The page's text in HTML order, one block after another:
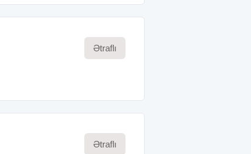
Ətraflı
Ətraflı